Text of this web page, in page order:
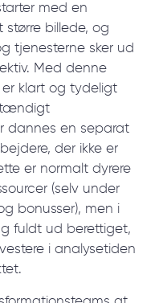
med en
billede, og
tjenesterne sker ud
Med denne
klart og tydeligt
dannes en separat
der ikke er
er normalt dyrere
(selv under
bonusser), men i
fuldt ud berettiget,
i analysetiden
English (UK)
, All Rights Reserved.